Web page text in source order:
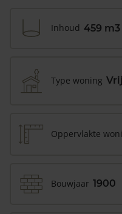
Inhoud 459 m3
Type woning
Oppervlakte
Bouwjaar 1900